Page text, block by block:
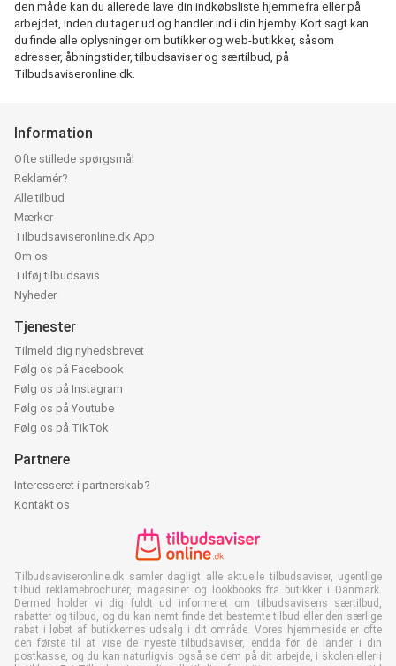
den måde kan du allerede lave din indkøbsliste hjemmefra eller på
arbejdet, inden du tager ud og handler ind i din hjemby. Kort sagt kan
du finde alle oplysninger om butikker og web-butikker, såsom
adresser, åbningstider, tilbudsaviser og særtilbud, på
Tilbudsaviseronline.dk.
Information
Ofte stillede spørgsmål
Reklamér?
Alle tilbud
Mærker
Tilbudsaviseronline.dk App
Om os
Tilføj tilbudsavis
Nyheder
Tjenester
Tilmeld dig nyhedsbrevet
Følg os på Facebook
Følg os på Instagram
Følg os på Youtube
Følg os på TikTok
Partnere
Interesseret i partnerskab?
Kontakt os
Tilbudsaviseronline.dk samler dagligt alle aktuelle tilbudsaviser, ugentlige
tilbud reklamebrochurer, magasiner og lookbooks fra butikker i Danmark.
Dermed holder vi dig fuldt ud informeret om tilbudsavisens særtilbud,
rabatter og tilbud, og du kan nemt finde det bestemte tilbud eller den særlige
rabat i løbet af butikkernes udsalg i dit område. Vores hjemmeside er ofte
den første til at vise de nyeste tilbudsaviser, endda før de lander i din
postkasse, og du kan naturligvis også se dem på dit arbejde, i skolen eller i